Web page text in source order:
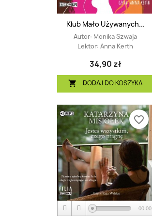
Klub Mało Używanych...
Autor: Monika Szwaja
Lektor: Anna Kerth
34,90 zł
 DODAJ DO KOSZYKA
00:00
favorite_border